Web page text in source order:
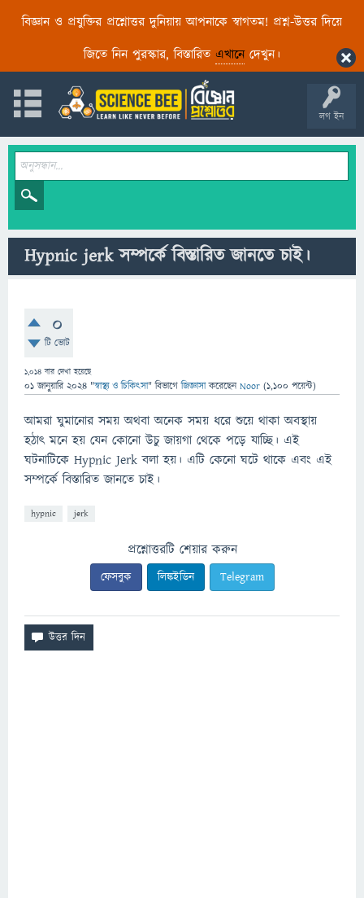
বিজ্ঞান ও প্রযুক্তির প্রশ্নোত্তর দুনিয়ায় আপনাকে স্বাগতম! প্রশ্ন-উত্তর দিয়ে
জিতে নিন পুরস্কার, বিস্তারিত এখানেদেখুন।
লগ ইন
Hypnic jerk সম্পর্কে বিস্তারিত জানতে চাই।
0
টি ভোট
1,014 বার দেখা হয়েছে
01 জানুয়ারি 2024 "স্বাস্থ্য ও চিকিৎসা" বিভাগে জিজ্ঞাসাকরেছেনNoor (1,100 পয়েন্ট)
আমরা ঘুমানোর সময় অথবা অনেক সময় ধরে শুয়ে থাকা অবস্থায়
হঠাৎ মনে হয় যেন কোনো উচু জায়গা থেকে পড়ে যাচ্ছি। এই
ঘটনাটিকে Hypnic Jerk বলা হয়। এটি কেনো ঘটে থাকে এবং এই
সম্পর্কে বিস্তারিত জানতে চাই।
hypnic jerk
প্রশ্নোত্তরটি শেয়ার করুন
ফেসবুক লিঙ্কইডিন Telegram